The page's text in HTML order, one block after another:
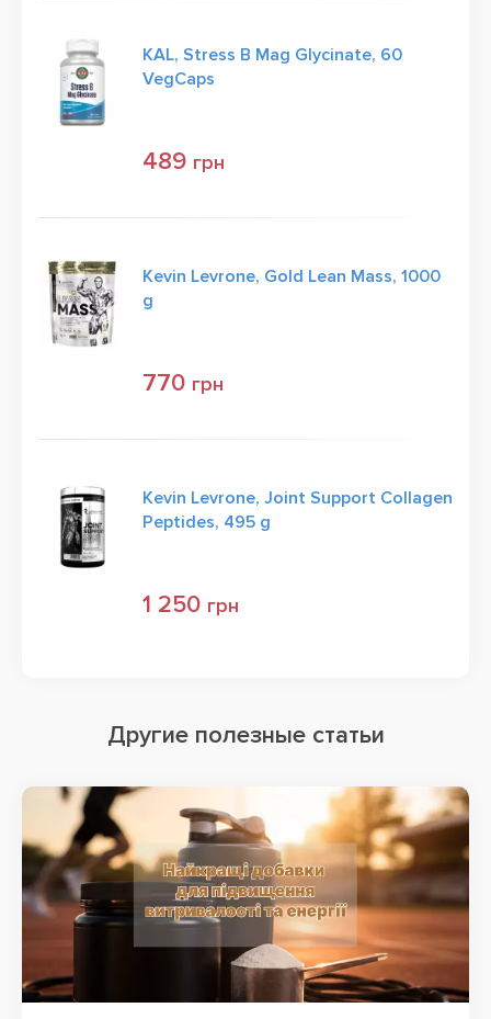
KAL, Stress B Mag Glycinate, 60
VegCaps
489 грн
Kevin Levrone, Gold Lean Mass, 1000
g
770 грн
Kevin Levrone, Joint Support Collagen
Peptides, 495 g
1 250 грн
Другие полезные статьи